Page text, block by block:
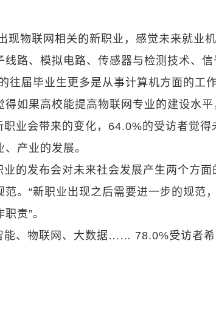
现物联网相关的新职业，感觉未来就业
线路、模拟电路、传感器与检测技术、
往届毕业生更多是从事计算机方面的工
如果高校能提高物联网专业的建设水平
职业会带来的变化，64.0%的受访者觉
产业的发展。
的发布会对未来社会发展产生两个方
范。“新职业出现之后需要进一步的规范
责”。
能、物联网、大数据…… 78.0%受访者希